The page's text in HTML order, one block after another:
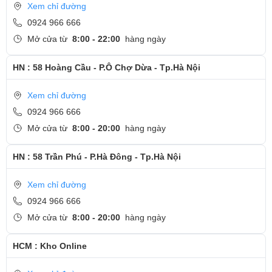
phím track-point màu đỏ quen thuộc và là đặc trưng của
Điểm thú vị của Lenovo ThinkPad T450s là RAM và pin đều
được tích hợp một nửa vào bo mạch. Có một khe cắm RAM
Xem chỉ đường
0924 966 666
Mở cửa từ 8:00 - 22:00 hàng ngày
HN : 58 Hoàng Cầu - P.Ô Chợ Dừa - Tp.Hà Nội
Xem chỉ đường
0924 966 666
Mở cửa từ 8:00 - 20:00 hàng ngày
HN : 58 Trần Phú - P.Hà Đông - Tp.Hà Nội
Xem chỉ đường
0924 966 666
Mở cửa từ 8:00 - 20:00 hàng ngày
HCM : Kho Online